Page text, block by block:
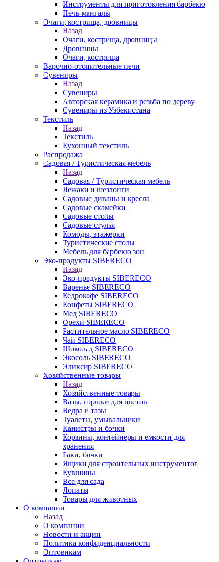
Инструменты для приготовления барбекю
Печь-мангалы
Очаги, кострища, дровницы
Назад
Очаги, кострища, дровницы
Дровницы
Очаги, кострища
Варочно-отопительные печи
Сувениры
Назад
Сувениры
Авторская керамика и резьба по дереву
Сувениры из Узбекистана
Текстиль
Назад
Текстиль
Кухонный текстиль
Распродажа
Садовая / Туристическая мебель
Назад
Садовая / Туристическая мебель
Лежаки и шезлонги
Садовые диваны и кресла
Садовые скамейки
Садовые столы
Садовые стулья
Комоды, этажерки
Туристические столы
Мебель для барбекю зон
Эко-продукты SIBERECO
Назад
Эко-продукты SIBERECO
Варенье SIBERECO
Кедрокофе SIBERECO
Конфеты SIBERECO
Мед SIBERECO
Орехи SIBERECO
Растительное масло SIBERECO
Чай SIBERECO
Шоколад SIBERECO
Экосоль SIBERECO
Эликсир SIBERECO
Хозяйственные товары
Назад
Хозяйственные товары
Вазы, горшки для цветов
Ведра и тазы
Туалеты, умывальники
Канистры и бочки
Корзины, контейнеры и емкости для
хранения
Баки, бочки
Ящики для строительных инструментов
Кувшины
Все для сада
Лопаты
Товары для животных
О компании
Назад
О компании
Новости и акции
Политика конфиденциальности
Оптовикам